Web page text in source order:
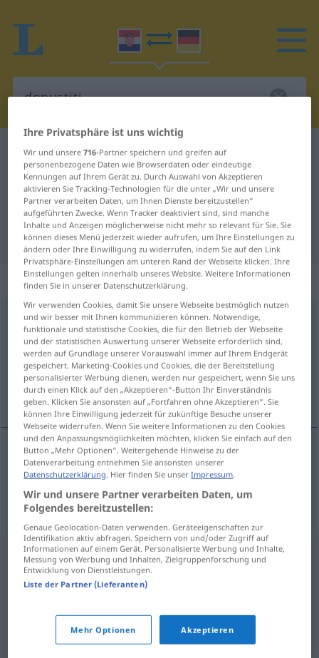
Kroatisch-Deutsch Wörterbuch dopustiti
Kroatisch-Deutsch Übersetzung für
"dopustiti"
"dopustiti" Deutsch Übersetzung
„dopustiti“
dopustiti (-uštati)
Übersicht aller Übersetzungen
(Für mehr Details die Übersetzung anklicken/antippen)
erlauben, gestatten, zulassen
erlauben,gestatten dopustiti
zulassen dopustiti
Ihre Privatsphäre ist uns wichtig
Wir und unsere716-Partner speichern und greifen auf
personenbezogene Daten wie Browserdaten oder eindeutige
Kennungen auf Ihrem Gerät zu. Durch Auswahl von Akzeptieren
aktivieren Sie Tracking-Technologien für die unter „Wir und unsere
Partner verarbeiten Daten, um Ihnen Dienste bereitzustellen“
aufgeführten Zwecke. Wenn Tracker deaktiviert sind, sind manche
Inhalte und Anzeigen möglicherweise nicht mehr so relevant für Sie. Sie
können dieses Menü jederzeit wieder aufrufen, um Ihre Einstellungen zu
ändern oder Ihre Einwilligung zu widerrufen, indem Sie auf den Link
Privatsphäre-Einstellungen am unteren Rand der Webseite klicken. Ihre
Einstellungen gelten innerhalb unseres Website. Weitere Informationen
finden Sie in unserer Datenschutzerklärung.
Wir verwenden Cookies, damit Sie unsere Webseite bestmöglich nutzen
und wir besser mit Ihnen kommunizieren können. Notwendige,
funktionale und statistische Cookies, die für den Betrieb der Webseite
und der statistischen Auswertung unserer Webseite erforderlich sind,
werden auf Grundlage unserer Vorauswahl immer auf Ihrem Endgerät
gespeichert. Marketing-Cookies und Cookies, die der Bereitstellung
personalisierter Werbung dienen, werden nur gespeichert, wenn Sie uns
durch einen Klick auf den „Akzeptieren“-Button Ihr Einverständnis
geben. Klicken Sie ansonsten auf „Fortfahren ohne Akzeptieren“. Sie
können Ihre Einwilligung jederzeit für zukünftige Besuche unserer
Webseite widerrufen. Wenn Sie weitere Informationen zu den Cookies
und den Anpassungsmöglichkeiten möchten, klicken Sie einfach auf den
Button „Mehr Optionen“. Weitergehende Hinweise zu der
Datenverarbeitung entnehmen Sie ansonsten unserer
Datenschutzerklärung. Hier finden Sie unserImpressum.
Wir und unsere Partner verarbeiten Daten, um
Folgendes bereitzustellen:
Genaue Geolocation-Daten verwenden. Geräteeigenschaften zur
Identifikation aktiv abfragen. Speichern von und/oder Zugriff auf
Informationen auf einem Gerät. Personalisierte Werbung und Inhalte,
Messung von Werbung und Inhalten, Zielgruppenforschung und
Entwicklung von Dienstleistungen.
Liste der Partner (Lieferanten)
Mehr Optionen Akzeptieren